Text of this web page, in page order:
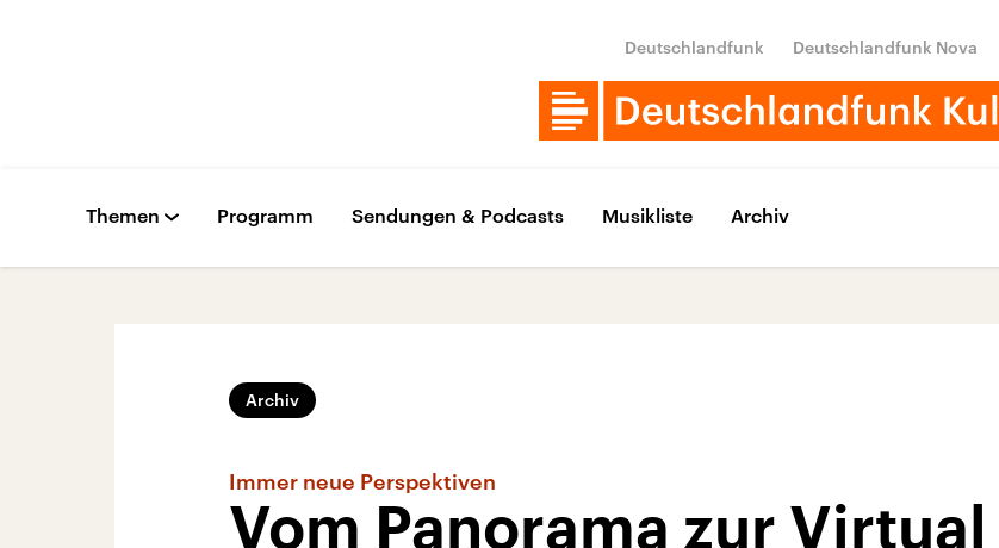
Deutschlandfunk Deutschlandfunk Nova
Themen Programm Sendungen & Podcasts Musikliste Archiv
Archiv
Immer neue Perspektiven
Vom Panorama zur